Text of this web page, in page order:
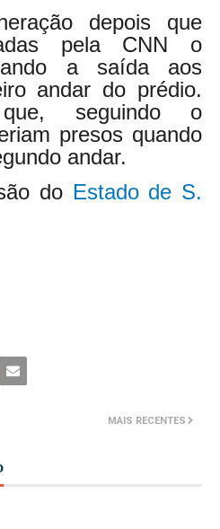
depois que
pela CNN o
a saída aos
andar do prédio.
seguindo o
presos quando
andar.
do Estado de S.
MAIS RECENTES